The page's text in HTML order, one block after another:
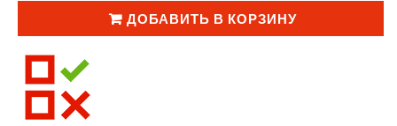
ДОБАВИТЬ В КОРЗИНУ